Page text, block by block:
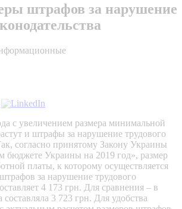
штрафов за нарушение
с увеличением размера минимальной
и штрафы за нарушение трудового
согласно принятому Закону Украины
бюджете Украины на 2019 год», размер
платы, к которому осуществляется
за нарушение трудового
4 173 грн. Для сравнения – в
составляла 3 723 грн. Для удобства